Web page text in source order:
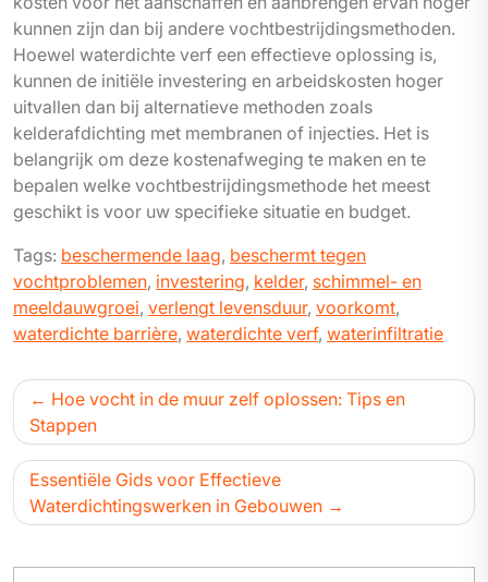
kunnen zijn dan bij andere vochtbestrijdingsmethoden.
Hoewel waterdichte verf een effectieve oplossing is,
kunnen de initiële investering en arbeidskosten hoger
uitvallen dan bij alternatieve methoden zoals
kelderafdichting met membranen of injecties. Het is
belangrijk om deze kostenafweging te maken en te
bepalen welke vochtbestrijdingsmethode het meest
geschikt is voor uw specifieke situatie en budget.
Tags: beschermende laag, beschermt tegen
vochtproblemen, investering, kelder, schimmel- en
meeldauwgroei, verlengt levensduur, voorkomt,
waterdichte barrière, waterdichte verf, waterinfiltratie
Bericht
navigatie
Hoe vocht in de muur zelf oplossen: Tips en
Stappen
Essentiële Gids voor Effectieve
Waterdichtingswerken in Gebouwen